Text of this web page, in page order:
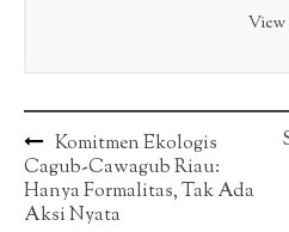
View
Post
navigation
Komitmen Ekologis
Cagub-Cawagub Riau:
Hanya Formalitas, Tak Ada
Aksi Nyata